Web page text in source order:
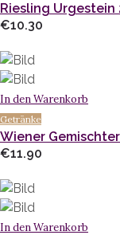
Riesling Urgestein
€10.30
In den Warenkorb
Getränke
Wiener
€11.90
In den Warenkorb